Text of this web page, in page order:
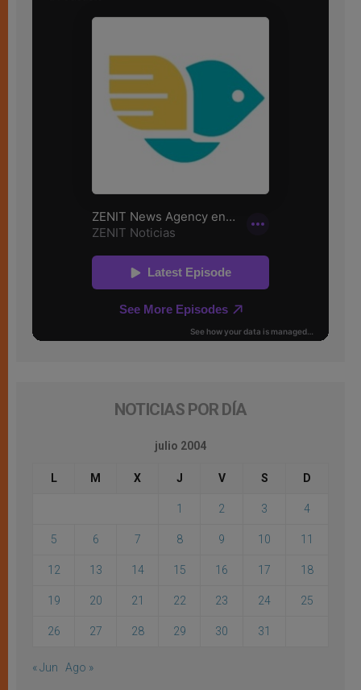
NOTICIAS POR DÍA
julio 2004
L M X J V S D
1 2 3 4
5 6 7 8 9 10 11
12 13 14 15 16 17 18
19 20 21 22 23 24 25
26 27 28 29 30 31
« Jun Ago »